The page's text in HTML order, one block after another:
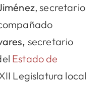
, secretario
secretario
Estado de
Legislatura local